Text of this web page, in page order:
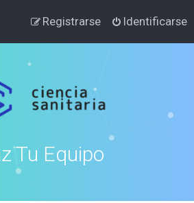
Identificarse
Registrarse
Tu Equipo